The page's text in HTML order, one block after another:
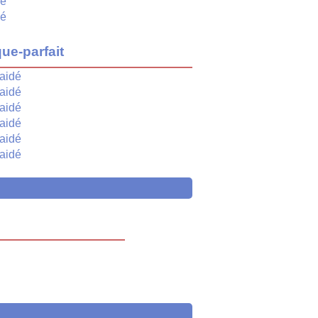
parfait
aidé
aidé
aidé
aidé
aidé
aidé